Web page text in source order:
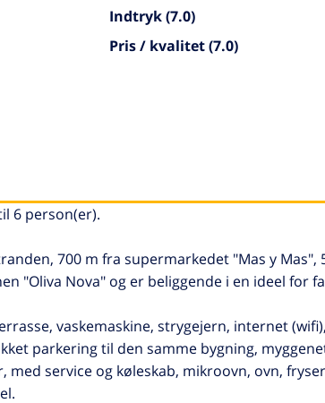
Indtryk(7.0)
Pris / kvalitet(7.0)
6 person(er).
700 m fra supermarkedet "Mas y Mas",
"Oliva Nova" og er beliggende i en ideel for
vaskemaskine, strygejern, internet
parkering til den samme bygning,
med service og køleskab, mikroovn, ovn,